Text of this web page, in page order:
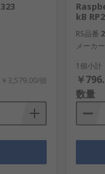
際に使用されます。
リを幅広いブランド
ブランドからお探し
￥3,579.00/個
kB
RS品番
メーカ
1個小計
￥
数量